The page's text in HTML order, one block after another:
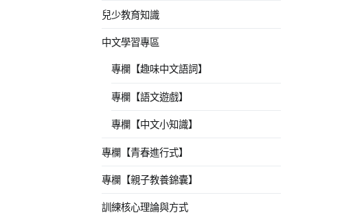
兒少教育知識
中文學習專區
專欄【趣味中文語詞】
專欄【語文遊戲】
專欄【中文小知識】
專欄【青春進行式】
專欄【親子教養錦囊】
訓練核心理論與方式